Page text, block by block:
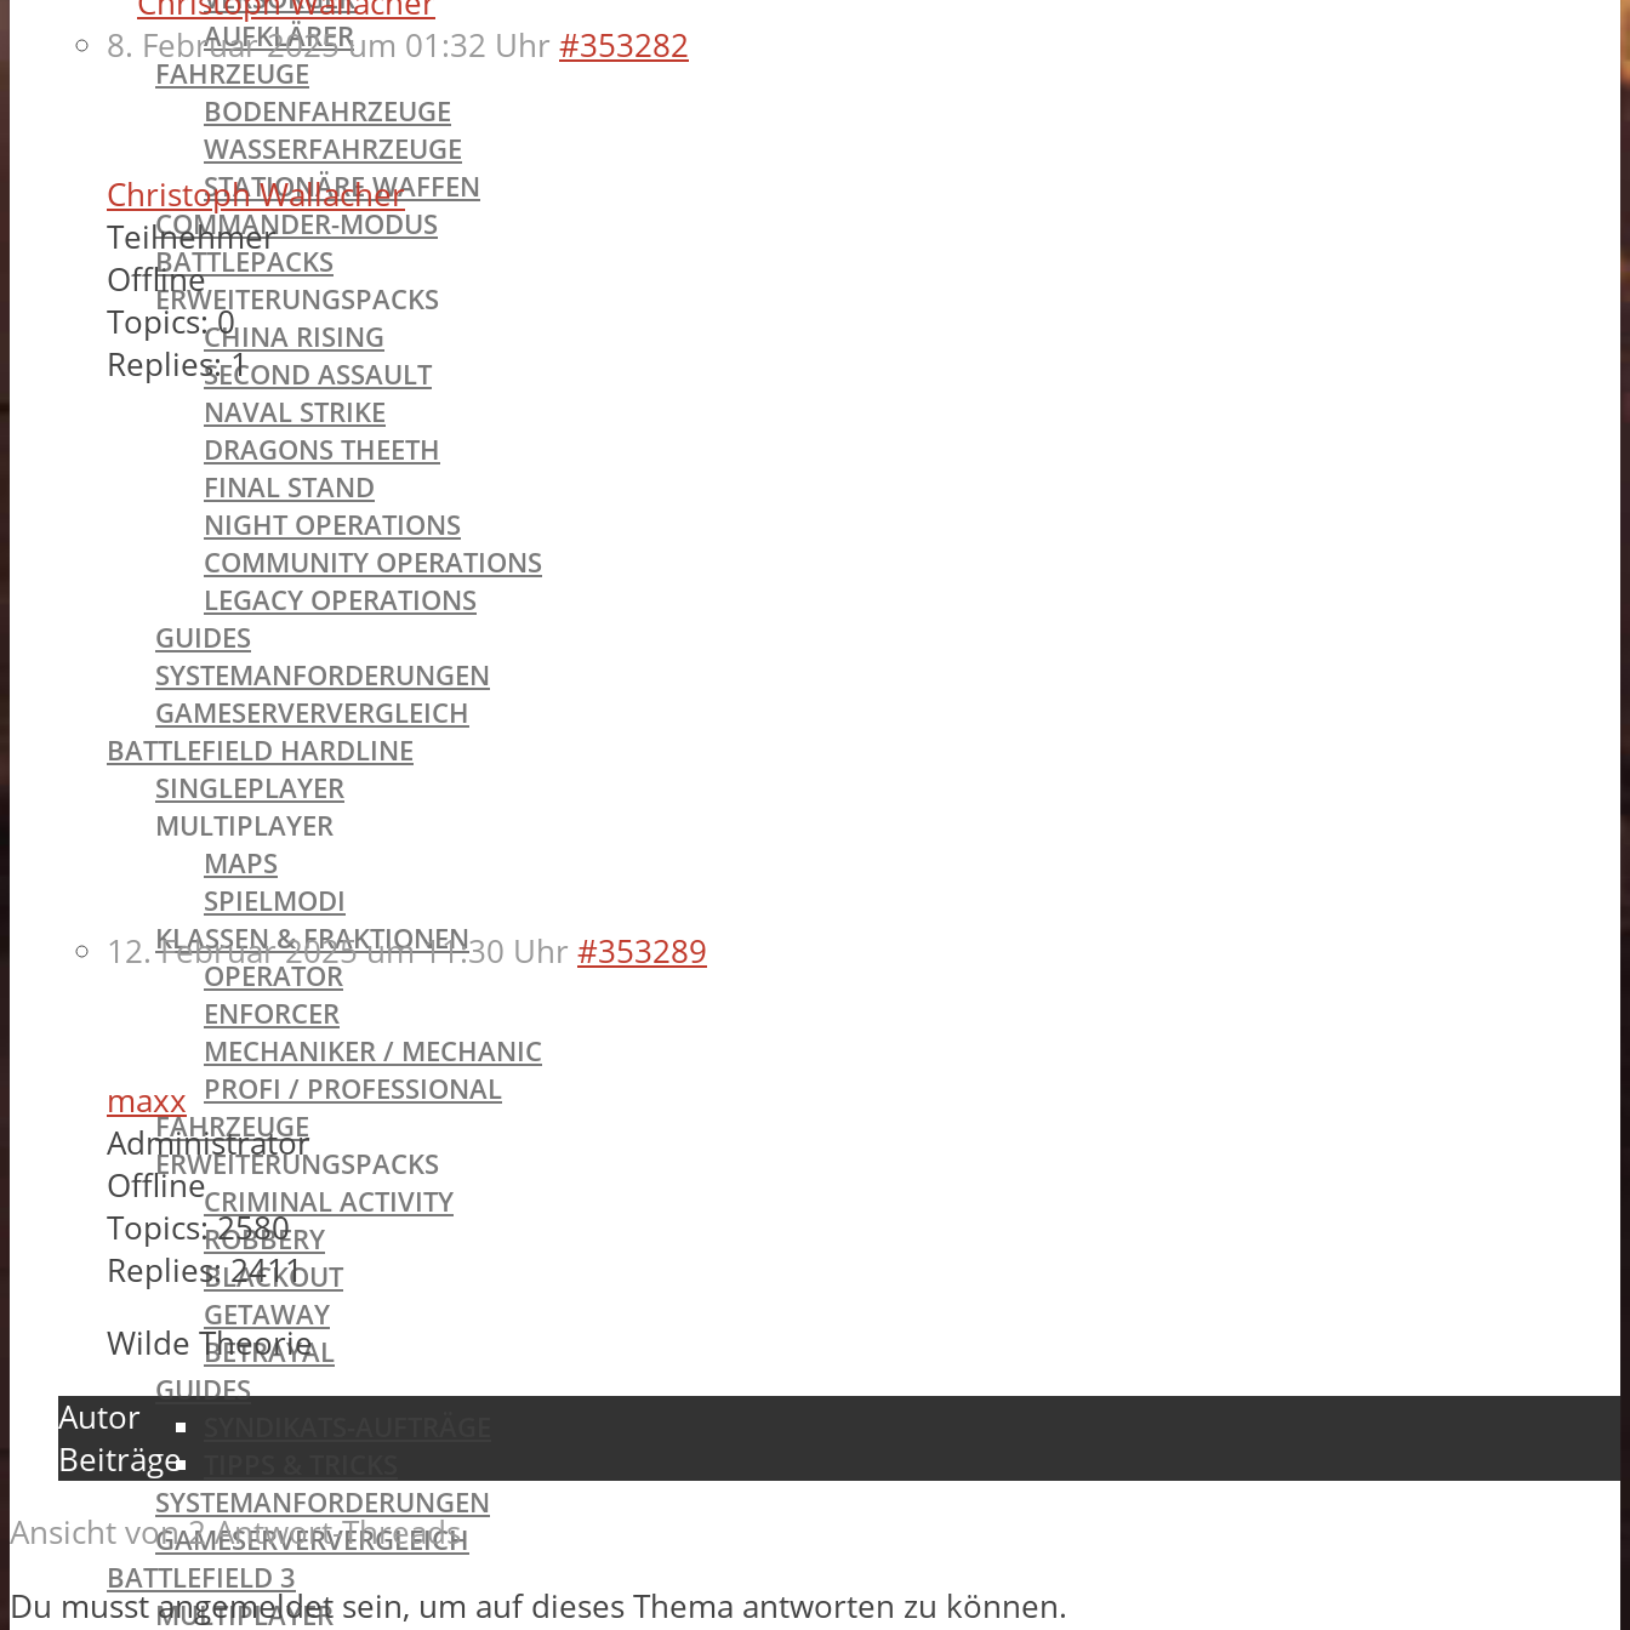
AUFKLÄRER
FAHRZEUGE
BODENFAHRZEUGE
WASSERFAHRZEUGE
STATIONÄRE WAFFEN
COMMANDER-MODUS
BATTLEPACKS
ERWEITERUNGSPACKS
CHINA RISING
SECOND ASSAULT
NAVAL STRIKE
DRAGONS THEETH
FINAL STAND
NIGHT OPERATIONS
COMMUNITY OPERATIONS
LEGACY OPERATIONS
GUIDES
SYSTEMANFORDERUNGEN
GAMESERVERVERGLEICH
BATTLEFIELD HARDLINE
SINGLEPLAYER
MULTIPLAYER
MAPS
SPIELMODI
KLASSEN & FRAKTIONEN
OPERATOR
ENFORCER
MECHANIKER / MECHANIC
PROFI / PROFESSIONAL
FAHRZEUGE
ERWEITERUNGSPACKS
CRIMINAL ACTIVITY
ROBBERY
BLACKOUT
GETAWAY
BETRAYAL
GUIDES
SYSTEMANFORDERUNGEN
GAMESERVERVERGLEICH
BATTLEFIELD 3
MULTIPLAYER
8. Februar 2025 um 01:32 Uhr #353282
Christoph Wallacher
Teilnehmer
Offline
Topics: 0
Replies: 1
12. Februar 2025 um 11:30 Uhr #353289
maxx
Administrator
Offline
Topics: 2580
Replies: 2411
Wilde Theorie
Autor
Beiträge
Ansicht von 2 Antwort-Threads
Du musst angemeldet sein, um auf dieses Thema antworten zu können.